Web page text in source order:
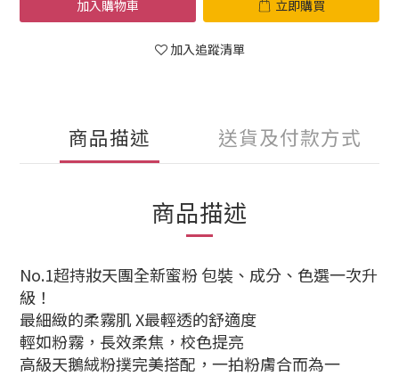
加入購物車 立即購買
加入追蹤清單
商品描述 送貨及付款方式
商品描述
No.1超持妝天團全新蜜粉 包裝、成分、色選一次升
級！
最細緻的柔霧肌 X最輕透的舒適度
輕如粉霧，長效柔焦，校色提亮
高級天鵝絨粉撲完美搭配，一拍粉膚合而為一